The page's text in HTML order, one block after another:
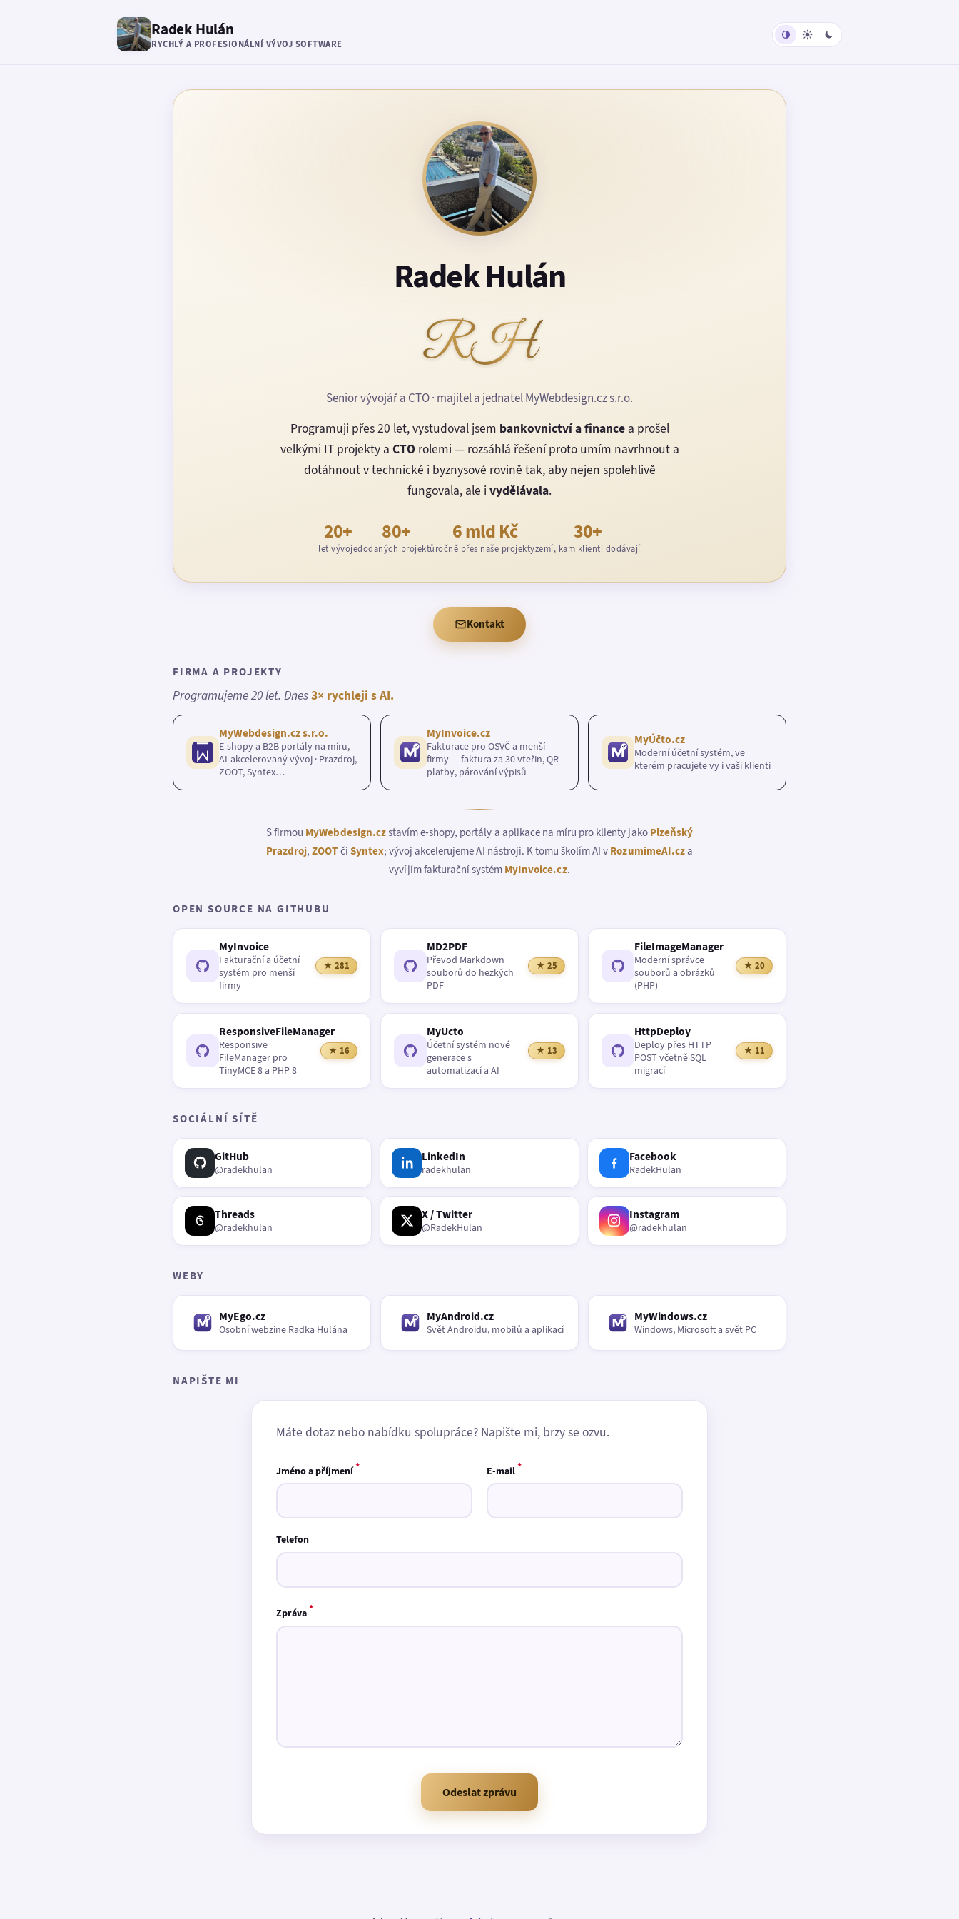
Radek Hulán
RYCHLÝ A PROFESIONÁLNÍ VÝVOJ SOFTWARE
Radek Hulán
RH
Senior vývojář a CTO · majitel a jednatelMyWebdesign.cz s.r.o.
Programuji přes 20 let, vystudoval jsem bankovnictví a financea prošel
velkými IT projekty a CTOrolemi — rozsáhlá řešení proto umím navrhnout a
dotáhnout v technické i byznysové rovině tak, aby nejen spolehlivě
fungovala, ale i vydělávala.
20+
let vývoje
80+
dodaných projektů
6 mld Kč
ročně přes naše projekty
30+
zemí, kam klienti dodávají
Kontakt
FIRMA A PROJEKTY
Programujeme 20 let. Dnes3× rychleji s AI.
MyWebdesign.cz s.r.o.
E-shopy a B2B portály na míru,
AI-akcelerovaný vývoj · Prazdroj,
ZOOT, Syntex…
MyInvoice.cz
Fakturace pro OSVČ a menší
firmy — faktura za 30 vteřin, QR
platby, párování výpisů
MyÚčto.cz
Moderní účetní systém, ve
kterém pracujete vy i vaši klienti
S firmou MyWebdesign.czstavím e-shopy, portály a aplikace na míru pro klienty jako Plzeňský
Prazdroj,ZOOT či Syntex; vývoj akcelerujeme AI nástroji. K tomu školím AI v RozumimeAI.cza
vyvíjím fakturační systém MyInvoice.cz.
OPEN SOURCE NA GITHUBU
MyInvoice
Fakturační a účetní
systém pro menší
firmy
★ 281
MD2PDF
Převod Markdown
souborů do hezkých
PDF
★ 25
FileImageManager
Moderní správce
souborů a obrázků
(PHP)
★ 20
ResponsiveFileManager
Responsive
FileManager pro
TinyMCE 8 a PHP 8
★ 16
MyUcto
Účetní systém nové
generace s
automatizací a AI
★ 13
HttpDeploy
Deploy přes HTTP
POST včetně SQL
migrací
★ 11
SOCIÁLNÍ SÍTĚ
GitHub
@radekhulan
LinkedIn
radekhulan
Facebook
RadekHulan
Threads
@radekhulan
X / Twitter
@RadekHulan
Instagram
@radekhulan
WEBY
MyEgo.cz
Osobní webzine Radka Hulána
MyAndroid.cz
Svět Androidu, mobilů a aplikací
MyWindows.cz
Windows, Microsoft a svět PC
NAPIŠTE MI
Máte dotaz nebo nabídku spolupráce? Napište mi, brzy se ozvu.
Jméno a příjmení* E-mail*
Telefon
Zpráva*
Odeslat zprávu